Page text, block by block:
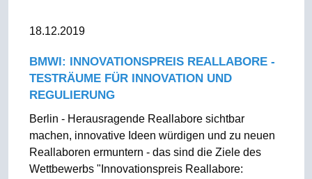
18.12.2019
BMWI: INNOVATIONSPREIS REALLABORE -
TESTRÄUME FÜR INNOVATION UND
REGULIERUNG
Berlin - Herausragende Reallabore sichtbar
machen, innovative Ideen würdigen und zu neuen
Reallaboren ermuntern - das sind die Ziele des
Wettbewerbs "Innovationspreis Reallabore: